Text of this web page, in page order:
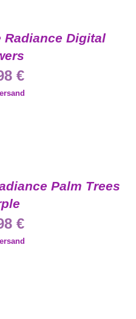
Radiance Digital
€
Palm Trees
€